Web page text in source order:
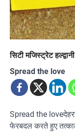
सिटी मजिस्ट्रेट
Spread the love
Spread the
फेरबदल करते हुए